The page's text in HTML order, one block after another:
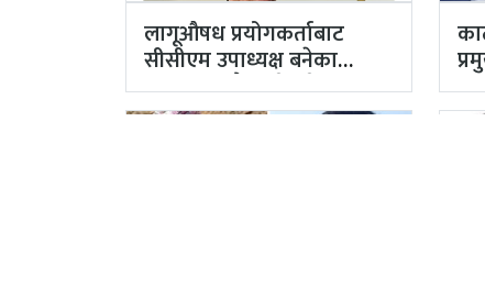
लागूऔषध प्रयोगकर्ताबाट
सीसीएम उपाध्यक्ष बनेका
गुरुङको अवैध इमेलले उठायो
अध्यक्ष…